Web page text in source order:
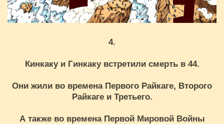
4.
Кинкаку и Гинкаку встретили смерть в 44.
Они жили во времена Первого Райкаге, Второго
Райкаге и Третьего.
А также во времена Первой Мировой Войны